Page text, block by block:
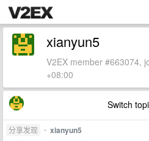
xianyun5
V2EX member #663074,
+08:00
Switch
分享发现 • xianyun5